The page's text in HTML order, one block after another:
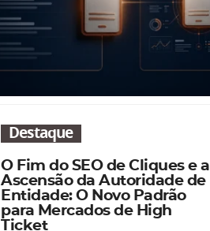
Destaque
O Fim do SEO de Cliques e a
Ascensão da Autoridade de
Entidade: O Novo Padrão
para Mercados de High
Ticket